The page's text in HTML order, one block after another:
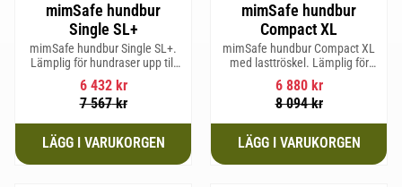
mimSafe hundbur
Single SL+
mimSafe hundbur Single SL+.
Lämplig för hundraser upp till
62 cm i mankhöjd.
6 432kr
7 567kr
mimSafe hundbur
Compact XL
mimSafe hundbur Compact XL
med lasttröskel. Lämplig för
hundraser upp till 58 cm i
mankhöjd.
6 880kr
8 094kr